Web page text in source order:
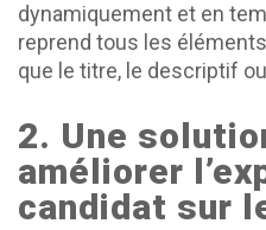
dynamiquement et en
reprend tous les
que le titre, le descriptif
2. Une
améliorer
candidat sur